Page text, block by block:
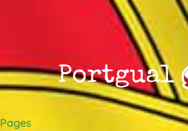
Pages